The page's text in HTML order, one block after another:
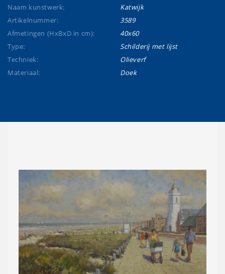
Naam kunstwerk:
Katwijk
Artikelnummer:
3589
Afmetingen (HxBxD in cm):
40x60
Type:
Schilderij met lijst
Techniek:
Olieverf
Materiaal:
Doek